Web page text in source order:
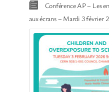
Conférence AP – Les
aux écrans – Mardi 3 février